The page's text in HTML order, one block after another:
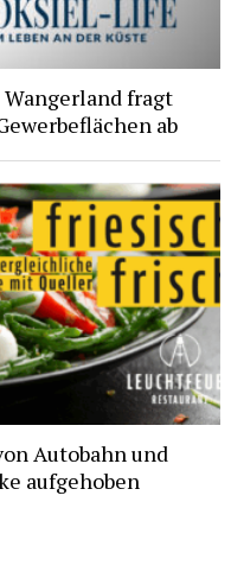
fragt
ab
Autobahn und
aufgehoben